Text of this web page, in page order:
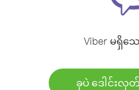
Viber မရှိသ
ခုပဲ ဒေါင်း